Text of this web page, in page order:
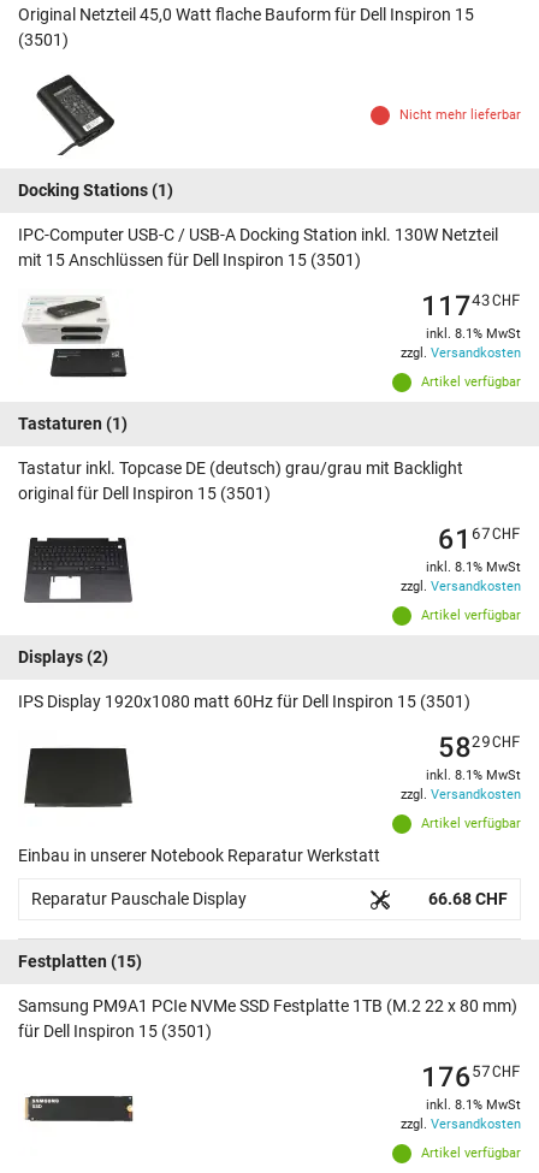
Original Netzteil 45,0 Watt flache Bauform für Dell Inspiron 15
(3501)
Nicht mehr lieferbar
Docking Stations(1)
IPC-Computer USB-C / USB-A Docking Station inkl. 130W Netzteil
mit 15 Anschlüssen für Dell Inspiron 15 (3501)
Artikel verfügbar
11743CHF
inkl. 8.1% MwSt
zzgl. Versandkosten
Tastaturen (1)
Tastatur inkl. Topcase DE (deutsch) grau/grau mit Backlight
original für Dell Inspiron 15 (3501)
Artikel verfügbar
61 67CHF
inkl. 8.1% MwSt
zzgl. Versandkosten
Displays(2)
IPS Display 1920x1080 matt 60Hz für Dell Inspiron 15 (3501)
Artikel verfügbar
5829CHF
inkl. 8.1% MwSt
zzgl. Versandkosten
Einbau in unserer Notebook Reparatur Werkstatt
Reparatur Pauschale Display 66.68 CHF
Festplatten (15)
Samsung PM9A1 PCIe NVMe SSD Festplatte 1TB (M.2 22 x 80 mm)
für Dell Inspiron 15 (3501)
Artikel verfügbar
17657CHF
inkl. 8.1% MwSt
zzgl. Versandkosten